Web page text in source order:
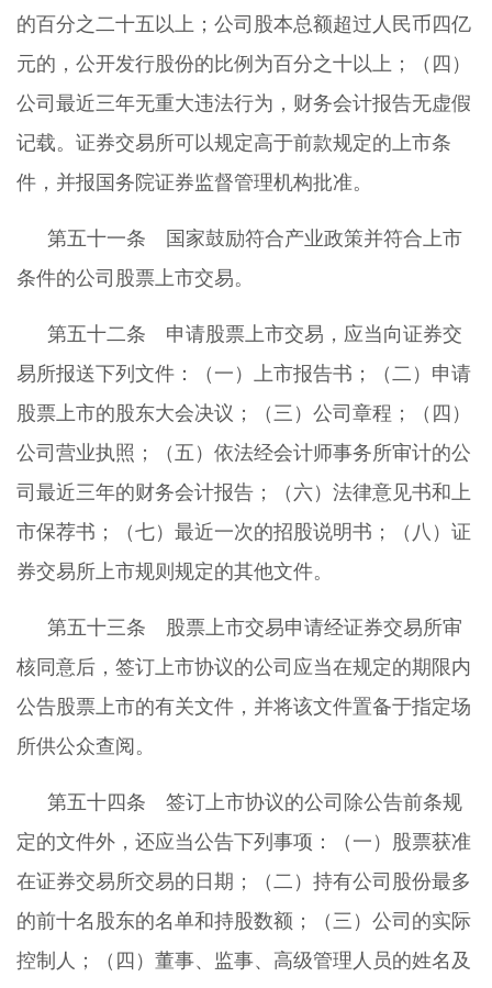
的百分之二十五以上；公司股本总额超过人民币四亿
元的，公开发行股份的比例为百分之十以上；（四）
公司最近三年无重大违法行为，财务会计报告无虚假
记载。证券交易所可以规定高于前款规定的上市条
件，并报国务院证券监督管理机构批准。
第五十一条 国家鼓励符合产业政策并符合上市
条件的公司股票上市交易。
第五十二条 申请股票上市交易，应当向证券交
易所报送下列文件：（一）上市报告书；（二）申请
股票上市的股东大会决议；（三）公司章程；（四）
公司营业执照；（五）依法经会计师事务所审计的公
司最近三年的财务会计报告；（六）法律意见书和上
市保荐书；（七）最近一次的招股说明书；（八）证
券交易所上市规则规定的其他文件。
第五十三条 股票上市交易申请经证券交易所审
核同意后，签订上市协议的公司应当在规定的期限内
公告股票上市的有关文件，并将该文件置备于指定场
所供公众查阅。
第五十四条 签订上市协议的公司除公告前条规
定的文件外，还应当公告下列事项：（一）股票获准
在证券交易所交易的日期；（二）持有公司股份最多
的前十名股东的名单和持股数额；（三）公司的实际
控制人；（四）董事、监事、高级管理人员的姓名及